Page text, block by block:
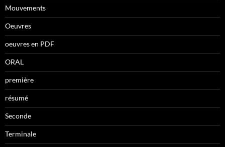
Mouvements
Oeuvres
oeuvres en PDF
ORAL
première
résumé
Seconde
Terminale